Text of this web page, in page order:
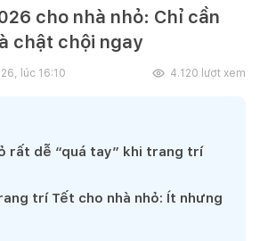
cho nhà nhỏ: Chỉ cần
chật chội ngay
lúc 16:10 4.120 lượt xem
rất dễ “quá tay” khi trang trí
trí Tết cho nhà nhỏ: Ít nhưng